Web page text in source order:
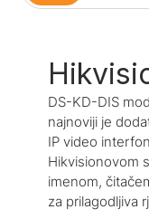
DS-KD-DIS
najnoviji je
IP video
Hikvisionovom
imenom,
za prilagodljiva